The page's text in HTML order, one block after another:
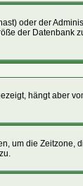
oder der
der Datenbank
hängt aber
um die Zeitzone,